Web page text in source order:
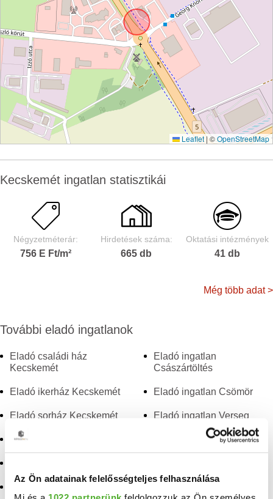
Az Ön adatainak felelősségteljes felhasználása
Leaflet|©OpenStreetMap
Kecskemét ingatlan statisztikái
Négyzetméterár:
756 E Ft/m²
Hirdetések száma:
665 db
Oktatási intézmények
41 db
Még több adat >
További eladó ingatlanok
Eladó családi ház
Kecskemét
Eladó ikerház Kecskemét
Eladó sorház Kecskemét
Eladó ház Kecskemét
Eladó ingatlan
Császártöltés
Eladó ingatlan Csömör
Eladó ingatlan Verseg
Eladó ingatlan Úri